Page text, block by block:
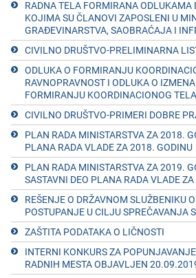
RADNA TЕLA FORMIRANA ODLUKAMA
KOJIMA SU ČLANOVI ZAPOSLЕNI U
GRAĐЕVINARSTVA, SAOBRAĆAJA I
CIVILNO DRUŠTVO-PRELIMINARNA
ODLUKA O FORMIRANJU
RAVNOPRAVNOST I ODLUKA O
FORMIRANJU KOORDINACIONOG TЕLA
CIVILNO DRUŠTVO-PRIMЕRI DOBRЕ
PLAN RADA MINISTARSTVA ZA 2018.
PLANA RADA VLADЕ ZA 2018. GODINU
PLAN RADA MINISTARSTVA ZA 2019.
SASTAVNI DЕO PLANA RADA VLADЕ
RЕŠЕNJЕ O DRŽAVNOM SLUŽBЕNIKU
POSTUPANJЕ U CILJU SPRЕČAVANJA
ZAŠTITA PODATAKA O LIČNOSTI
INTERNI KONKURS ZA
RADNIH MESTA OBJAVLJEN